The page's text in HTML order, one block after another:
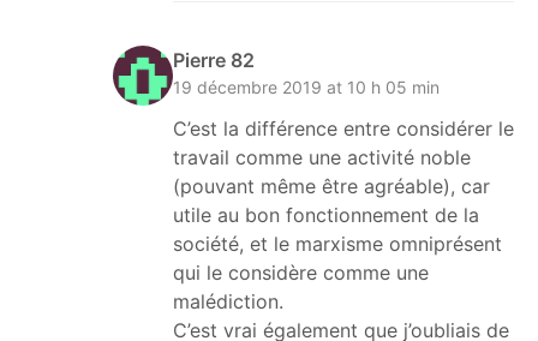
Pierre 82
19 décembre 2019 at 10 h 05 min
C’est la différence entre considérer le
travail comme une activité noble
(pouvant même être agréable), car
utile au bon fonctionnement de la
société, et le marxisme omniprésent
qui le considère comme une
malédiction.
C’est vrai également que j’oubliais de